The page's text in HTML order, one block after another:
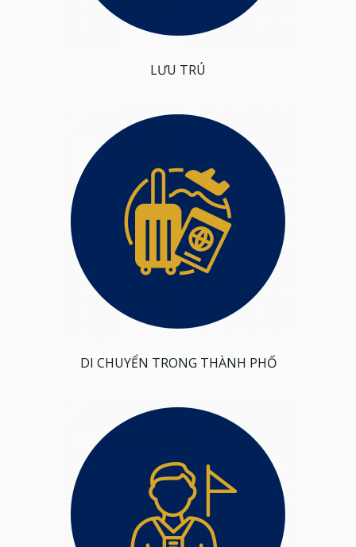
LƯU TRÚ
DI CHUYỂN TRONG THÀNH PHỐ